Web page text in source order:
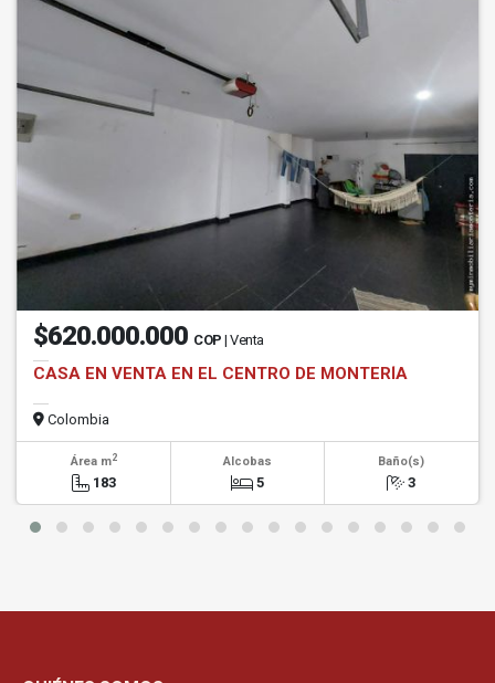
$620.000.000 COP | Venta
CASA EN VENTA EN EL CENTRO DE MONTERÍA
Colombia
Área m2
183
Alcobas
5
Baño(s)
3